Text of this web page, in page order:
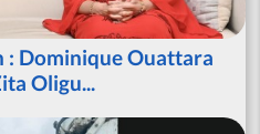
Dominique Ouattara
Oligu...